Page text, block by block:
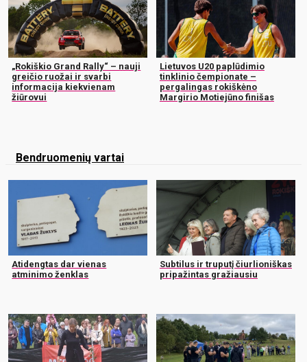
„Rokiškio Grand Rally“ – nauji
greičio ruožai ir svarbi
informacija kiekvienam
žiūrovui
Lietuvos U20 paplūdimio
tinklinio čempionate –
pergalingas rokiškėno
Margirio Motiejūno finišas
Bendruomenių vartai
Atidengtas dar vienas
atminimo ženklas
Subtilus ir truputį čiurlioniškas
pripažintas gražiausiu